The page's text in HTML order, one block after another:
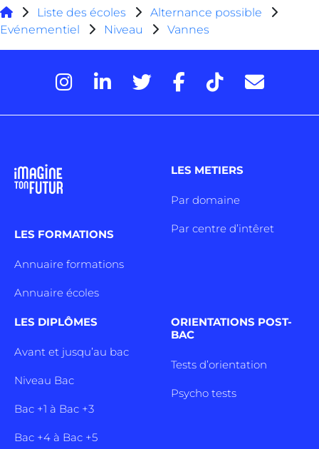
Liste des écoles
Alternance possible
Evénementiel
Niveau Vannes
LES FORMATIONS
Annuaire formations
Annuaire écoles
LES METIERS
Par domaine
Par centre d’intêret
LES DIPLÔMES
Avant et jusqu’au bac
Niveau Bac
Bac +1 à Bac +3
Bac +4 à Bac +5
ORIENTATIONS POST-
BAC
Tests d’orientation
Psycho tests